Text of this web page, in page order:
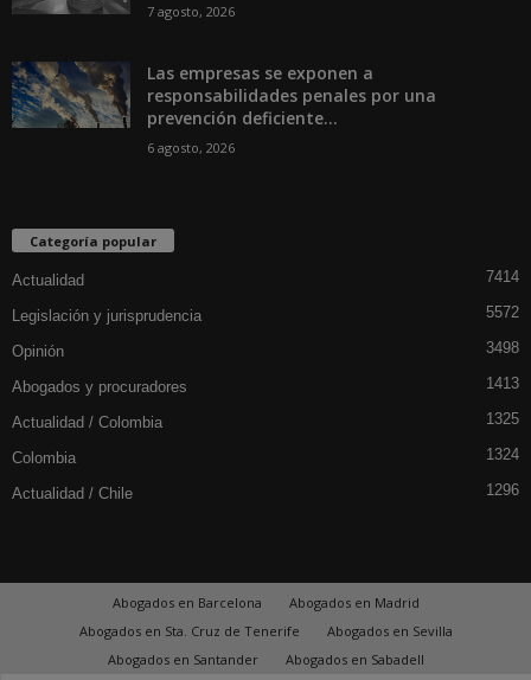
7 agosto, 2026
Las empresas se exponen a
responsabilidades penales por una
prevención deficiente...
6 agosto, 2026
Categoría popular
Actualidad 7414
Legislación y jurisprudencia 5572
Opinión 3498
Abogados y procuradores 1413
Actualidad / Colombia 1325
Colombia 1324
Actualidad / Chile 1296
Abogados en Barcelona
Abogados en Madrid
Abogados en Sta. Cruz de Tenerife
Abogados en Sevilla
Abogados en Santander
Abogados en Sabadell